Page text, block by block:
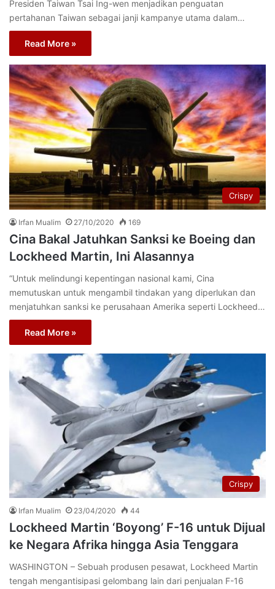
Presiden Taiwan Tsai Ing-wen menjadikan penguatan
pertahanan Taiwan sebagai janji kampanye utama dalam…
Read More »
Crispy
Irfan Mualim 27/10/2020 169
Cina Bakal Jatuhkan Sanksi ke Boeing dan
Lockheed Martin, Ini Alasannya
“Untuk melindungi kepentingan nasional kami, Cina
memutuskan untuk mengambil tindakan yang diperlukan dan
menjatuhkan sanksi ke perusahaan Amerika seperti Lockheed…
Read More »
Crispy
Irfan Mualim 23/04/2020 44
Lockheed Martin ‘Boyong’ F-16 untuk Dijual
ke Negara Afrika hingga Asia Tenggara
WASHINGTON – Sebuah produsen pesawat, Lockheed Martin
tengah mengantisipasi gelombang lain dari penjualan F-16